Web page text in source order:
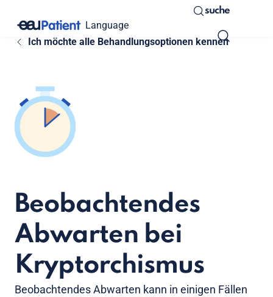
Language
suche
Ich möchte alle Behandlungsoptionen kennen
Beobachtendes
Abwarten bei
Kryptorchismus
Beobachtendes Abwarten kann in einigen Fällen